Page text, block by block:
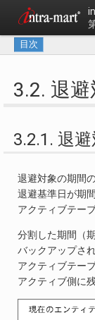
目次
3.2. 退避
3.2.1. 退
退避対象の期間
退避基準日が期
アクティブテー
分割した期間（
バックアップさ
アクティブテー
アクティブ側に